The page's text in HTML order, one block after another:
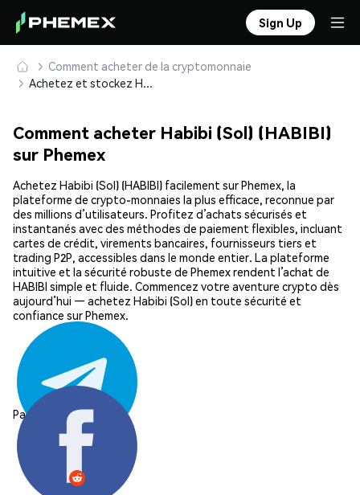
Sign Up
Comment acheter de la cryptomonnaie
Achetez et stockez Habibi (Sol) (HABIBI) en toute sécurité
Comment acheter Habibi (Sol) (HABIBI)
sur Phemex
Achetez Habibi (Sol) (HABIBI) facilement sur Phemex, la
plateforme de crypto-monnaies la plus efficace, reconnue par
des millions d’utilisateurs. Profitez d’achats sécurisés et
instantanés avec des méthodes de paiement flexibles, incluant
cartes de crédit, virements bancaires, fournisseurs tiers et
trading P2P, accessibles dans le monde entier. La plateforme
intuitive et la sécurité robuste de Phemex rendent l’achat de
HABIBI simple et fluide. Commencez votre aventure crypto dès
aujourd’hui — achetez Habibi (Sol) en toute sécurité et
confiance sur Phemex.
Partager: